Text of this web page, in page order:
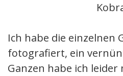
Ich habe die einzelnen
fotografiert, ein
Ganzen habe ich leider